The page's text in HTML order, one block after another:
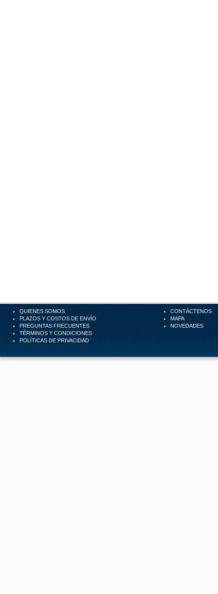
QUIENES SOMOS
PLAZOS Y COSTOS DE ENVÍO
PREGUNTAS FRECUENTES
TÉRMINOS Y CONDICIONES
POLÍTICAS DE PRIVACIDAD
CONTÁCTENOS
MAPA
NOVEDADES